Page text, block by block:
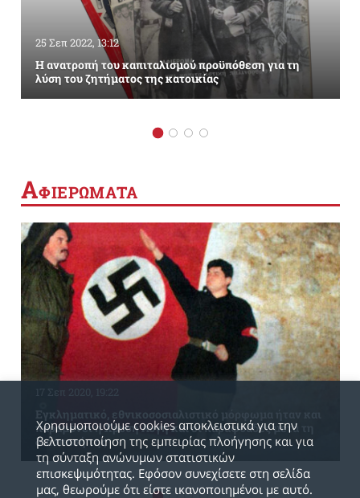
25 Σεπ 2022, 13:12
Η ανατροπή του καπιταλισμού προϋπόθεση για τη
λύση του ζητήματος της κατοικίας
ΑΦΙΕΡΩΜΑΤΑ
17 Σεπ 2020, 19:22
Εγκληματικό, εθνικοσοσιαλιστικό μόρφωμα ήταν και
παραμένει η Χρυσή Αυγή και οι παραφυάδες μετά τη
διάσπασή της
Χρησιμοποιούμε cookies αποκλειστικά για την
βελτιστοποίηση της εμπειρίας πλοήγησης και για
τη σύνταξη ανώνυμων στατιστικών
επισκεψιμότητας. Εφόσον συνεχίσετε στη σελίδα
μας, θεωρούμε ότι είστε ικανοποιημένοι με αυτό.